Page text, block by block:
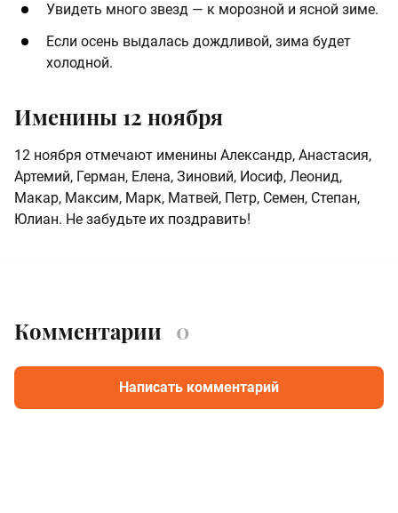
Увидеть много звезд — к морозной и ясной зиме.
Если осень выдалась дождливой, зима будет
холодной.
Именины 12 ноября
12 ноября отмечают именины Александр, Анастасия,
Артемий, Герман, Елена, Зиновий, Иосиф, Леонид,
Макар, Максим, Марк, Матвей, Петр, Семен, Степан,
Юлиан. Не забудьте их поздравить!
Комментарии 0
Написать комментарий